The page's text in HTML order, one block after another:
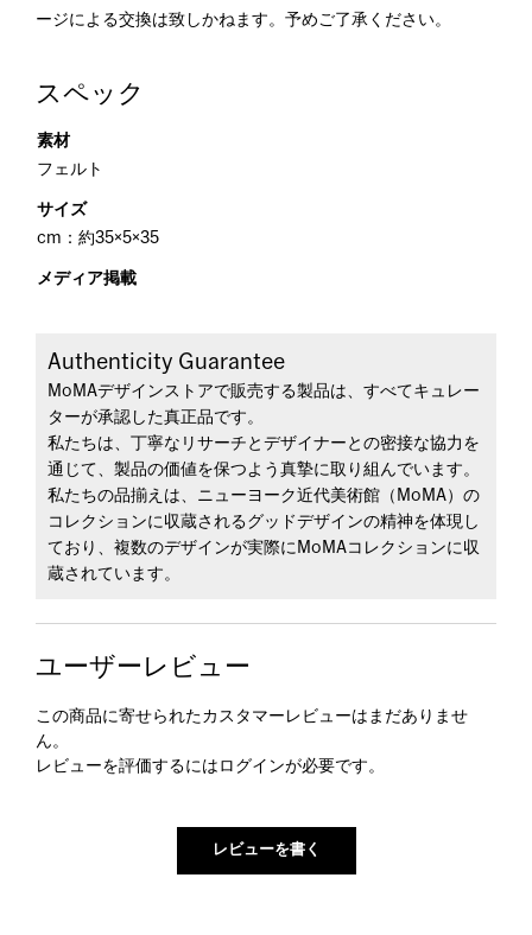
ージによる交換は致しかねます。予めご了承ください。
スペック
素材
フェルト
サイズ
cm：約35×5×35
メディア掲載
Authenticity Guarantee
MoMAデザインストアで販売する製品は、すべてキュレー
ターが承認した真正品です。
私たちは、丁寧なリサーチとデザイナーとの密接な協力を
通じて、製品の価値を保つよう真摯に取り組んでいます。
私たちの品揃えは、ニューヨーク近代美術館（MoMA）の
コレクションに収蔵されるグッドデザインの精神を体現し
ており、複数のデザインが実際にMoMAコレクションに収
蔵されています。
ユーザーレビュー
この商品に寄せられたカスタマーレビューはまだありませ
ん。
レビューを評価するには ログインが必要です。